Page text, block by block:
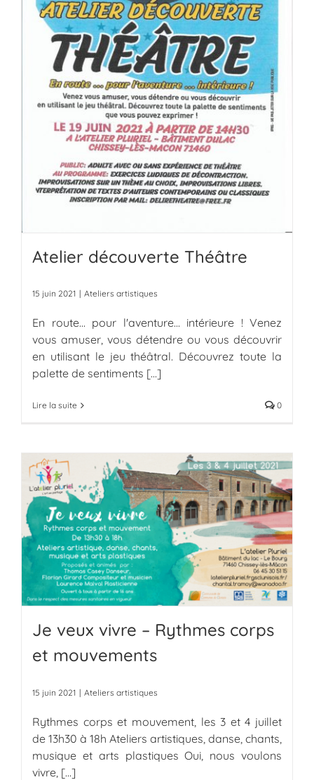
Atelier découverte Théâtre
15 juin 2021 | Ateliers artistiques
En route... pour l'aventure... intérieure ! Venez
vous amuser, vous détendre ou vous découvrir
en utilisant le jeu théâtral. Découvrez toute la
palette de sentiments [...]
Lire la suite 0
Je veux vivre – Rythmes corps
et mouvements
15 juin 2021 | Ateliers artistiques
Rythmes corps et mouvement, les 3 et 4 juillet
de 13h30 à 18h Ateliers artistiques, danse, chants,
musique et arts plastiques Oui, nous voulons
vivre, [...]